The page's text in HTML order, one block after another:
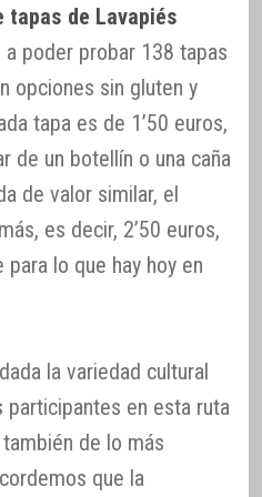
tapas de Lavapiés
a poder probar 138 tapas
opciones sin gluten y
tapa es de 1’50 euros,
de un botellín o una caña
de valor similar, el
es decir, 2’50 euros,
lo que hay hoy en
la variedad cultural
en esta ruta
de lo más
que la